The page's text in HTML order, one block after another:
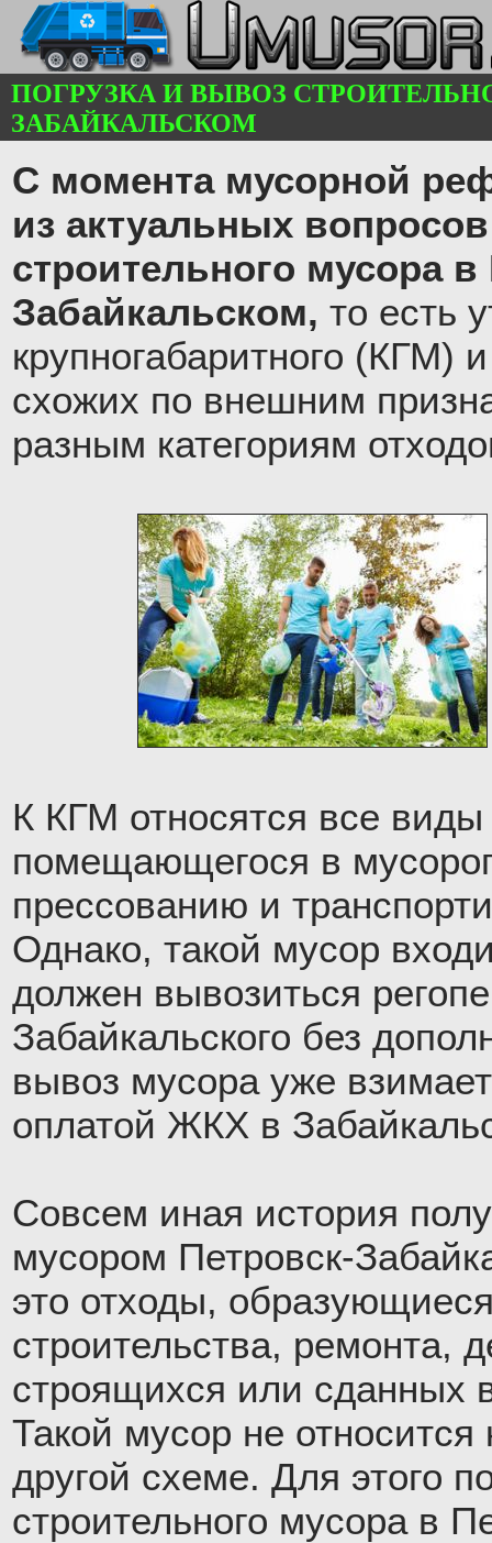
ПОГРУЗКА И ВЫВОЗ
ЗАБАЙКАЛЬСКОМ
С момента мусорной
из актуальных
строительного мусора в
Забайкальском, то есть
крупногабаритного (КГМ)
схожих по внешним
разным категориям
К КГМ относятся все
помещающегося в
прессованию и
Однако, такой мусор
должен вывозиться
Забайкальского без
вывоз мусора уже
оплатой ЖКХ в
Совсем иная история
мусором Петровск-
это отходы,
строительства, ремонта,
строящихся или сданных
Такой мусор не
другой схеме. Для этого
строительного мусора в